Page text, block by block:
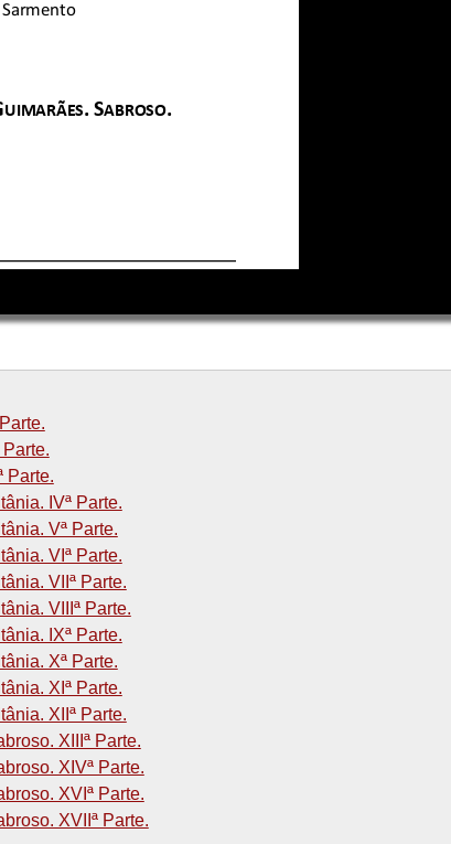
Parte.
IVª Parte.
Vª Parte.
VIª Parte.
VIIª Parte.
VIIIª Parte.
IXª Parte.
Xª Parte.
XIª Parte.
XIIª Parte.
XIIIª Parte.
XIVª Parte.
XVIª Parte.
XVIIª Parte.